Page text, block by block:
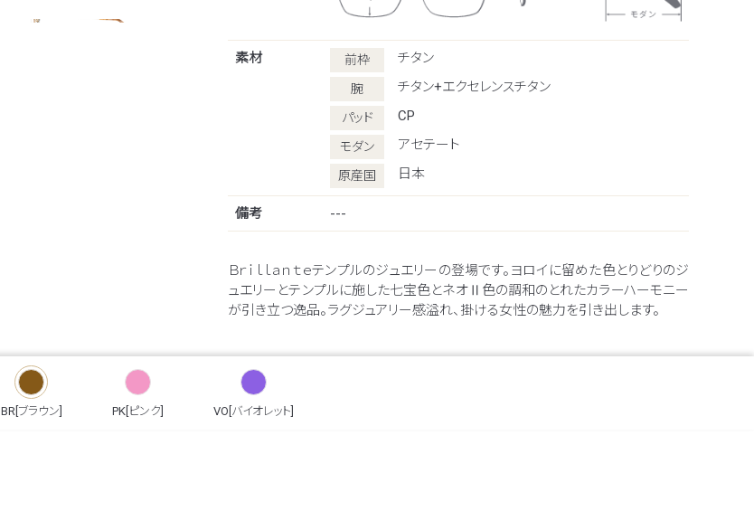
素材 前枠 チタン
腕 チタン+エクセレンスチタン
パッド CP
モダン アセテート
原産国 日本
備考 ---
Ｂｒｉｌｌａｎｔｅテンプルのジュエリーの登場です。ヨロイに留めた色とりどりのジ
ュエリーとテンプルに施した七宝色とネオⅡ色の調和のとれたカラーハーモニー
が引き立つ逸品。ラグジュアリー感溢れ、掛ける女性の魅力を引き出します。
BR[ブラウン] PK[ピンク] VO[バイオレット]